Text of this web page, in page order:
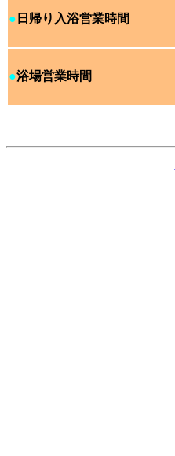
● 日帰り入浴営業時間
●浴場営業時間